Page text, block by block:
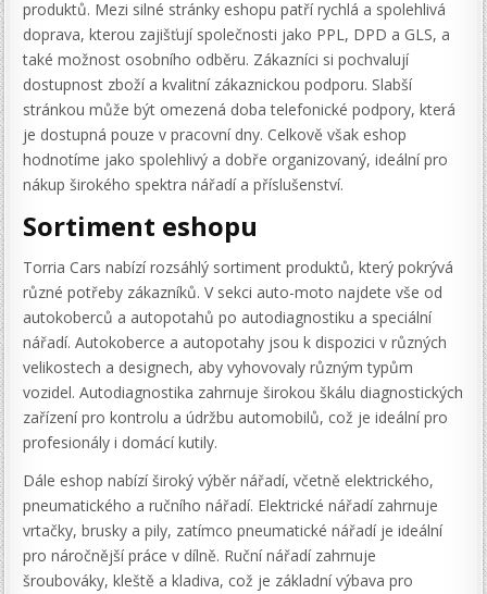
produktů. Mezi silné stránky eshopu patří rychlá a spolehlivá
doprava, kterou zajišťují společnosti jako PPL, DPD a GLS, a
také možnost osobního odběru. Zákazníci si pochvalují
dostupnost zboží a kvalitní zákaznickou podporu. Slabší
stránkou může být omezená doba telefonické podpory, která
je dostupná pouze v pracovní dny. Celkově však eshop
hodnotíme jako spolehlivý a dobře organizovaný, ideální pro
nákup širokého spektra nářadí a příslušenství.
Sortiment eshopu
Torria Cars nabízí rozsáhlý sortiment produktů, který pokrývá
různé potřeby zákazníků. V sekci auto-moto najdete vše od
autokoberců a autopotahů po autodiagnostiku a speciální
nářadí. Autokoberce a autopotahy jsou k dispozici v různých
velikostech a designech, aby vyhovovaly různým typům
vozidel. Autodiagnostika zahrnuje širokou škálu diagnostických
zařízení pro kontrolu a údržbu automobilů, což je ideální pro
profesionály i domácí kutily.
Dále eshop nabízí široký výběr nářadí, včetně elektrického,
pneumatického a ručního nářadí. Elektrické nářadí zahrnuje
vrtačky, brusky a pily, zatímco pneumatické nářadí je ideální
pro náročnější práce v dílně. Ruční nářadí zahrnuje
šroubováky, kleště a kladiva, což je základní výbava pro